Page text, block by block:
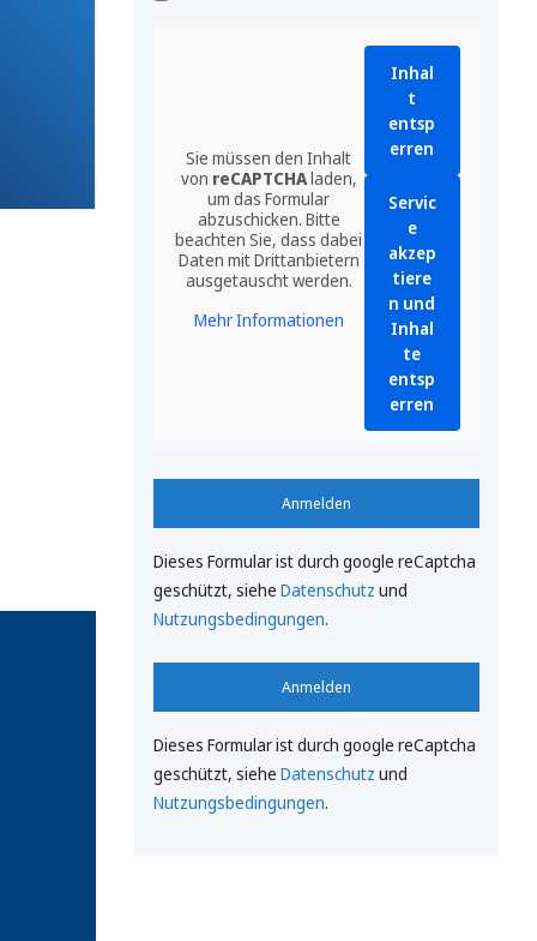
Sie müssen den Inhalt
von reCAPTCHAladen,
um das Formular
abzuschicken. Bitte
beachten Sie, dass dabei
Daten mit Drittanbietern
ausgetauscht werden.
Mehr Informationen
Inhal
t
entsp
erren
Servic
e
akzep
tiere
n und
Inhal
te
entsp
erren
Anmelden
Dieses Formular ist durch google reCaptcha
geschützt, siehe Datenschutz und
Nutzungsbedingungen.
Anmelden
Dieses Formular ist durch google reCaptcha
geschützt, siehe Datenschutz und
Nutzungsbedingungen.